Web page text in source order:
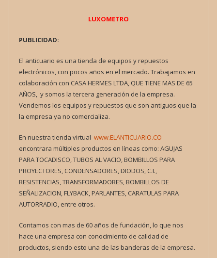
LUXOMETRO
PUBLICIDAD:
El anticuario es una tienda de equipos y repuestos
electrónicos, con pocos años en el mercado. Trabajamos en
colaboración con CASA HERMES LTDA, QUE TIENE MAS DE 65
AÑOS, y somos la tercera generación de la empresa.
Vendemos los equipos y repuestos que son antiguos que la
la empresa ya no comercializa.
En nuestra tienda virtual www.ELANTICUARIO.CO
encontrara múltiples productos en líneas como: AGUJAS
PARA TOCADISCO, TUBOS AL VACIO, BOMBILLOS PARA
PROYECTORES, CONDENSADORES, DIODOS, C.I.,
RESISTENCIAS, TRANSFORMADORES, BOMBILLOS DE
SEÑALIZACION, FLYBACK, PARLANTES, CARATULAS PARA
AUTORRADIO, entre otros.
Contamos con mas de 60 años de fundación, lo que nos
hace una empresa con conocimiento de calidad de
productos, siendo esto una de las banderas de la empresa.